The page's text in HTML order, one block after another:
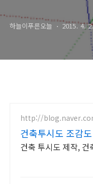
하늘이푸른오늘 2015. 4.
http://
건축투시도 조감
건축 투시도 제작,